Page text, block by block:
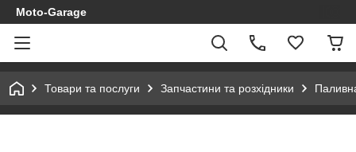
Moto-Garage
Товари та послуги Запчастини та розхідники